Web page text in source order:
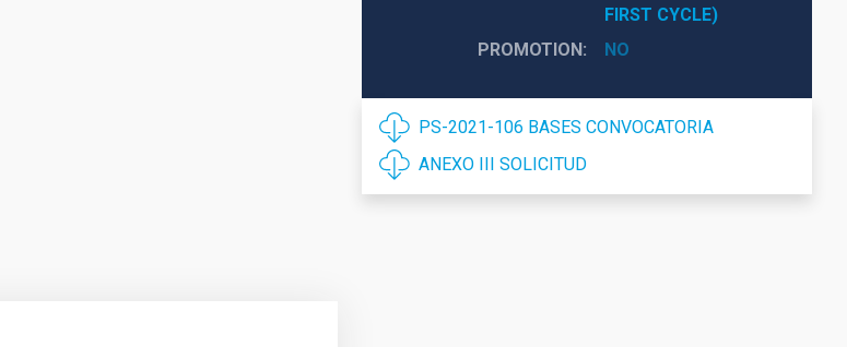
FIRST CYCLE)
PROMOTION
NO
PS-2021-106 BASES CONVOCATORIA
ANEXO III SOLICITUD